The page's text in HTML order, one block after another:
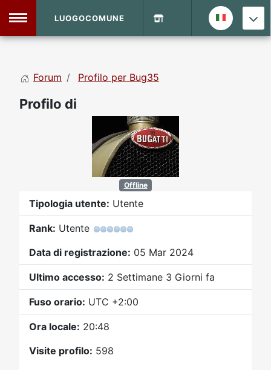
Vecchio Sito
Forum
LUOGOCOMUNE
Forum Profilo per Bug35
Profilo di
Offline
Tipologia utente: Utente
Rank: Utente
Data di registrazione: 05 Mar 2024
Ultimo accesso: 2 Settimane 3 Giorni fa
Fuso orario: UTC +2:00
Ora locale: 20:48
Visite profilo: 598